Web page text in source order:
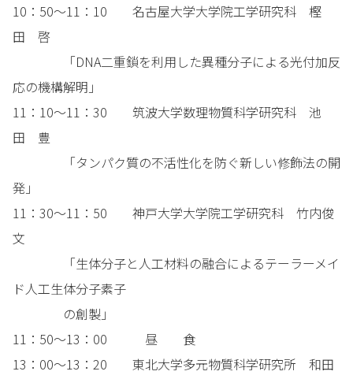
10：50～11：10 名古屋大学大学院工学研究科 樫
田 啓
「DNA二重鎖を利用した異種分子による光付加反
応の機構解明」
11：10～11：30 筑波大学数理物質科学研究科 池
田 豊
「タンパク質の不活性化を防ぐ新しい修飾法の開
発」
11：30～11：50 神戸大学大学院工学研究科 竹内俊
文
「生体分子と人工材料の融合によるテーラーメイ
ド人工生体分子素子
の創製」
11：50～13：00 昼 食
13：00～13：20 東北大学多元物質科学研究所 和田